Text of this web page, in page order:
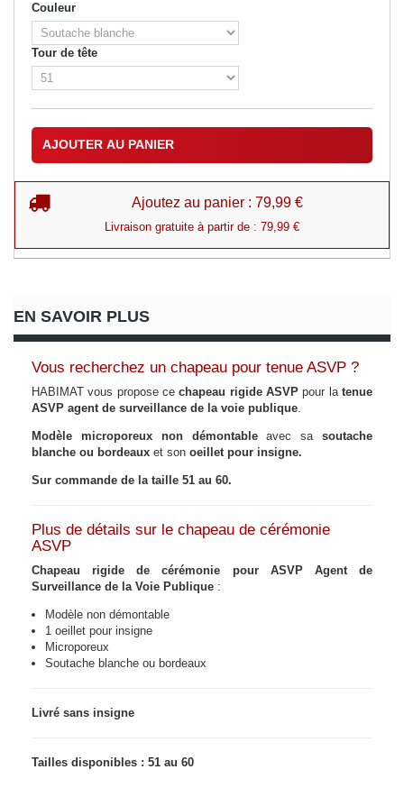
Couleur
Tour de tête
AJOUTER AU PANIER
Ajoutez au panier : 79,99 €
Livraison gratuite à partir de : 79,99 €
EN SAVOIR PLUS
Vous recherchez un chapeau pour tenue ASVP ?
HABIMAT vous propose cechapeau rigide ASVP pour latenue
ASVP agent de surveillance de la voie publique.
Modèle microporeux non démontableavec sa soutache
blanche ou bordeaux et son oeillet pour insigne.
Sur commande de la taille 51 au 60.
Plus de détails sur le chapeau de cérémonie
ASVP
Chapeau rigide de cérémonie pour ASVP Agent de
Surveillance de la Voie Publique :
Modèle non démontable
1 oeillet pour insigne
Microporeux
Soutache blanche ou bordeaux
Livré sans insigne
Tailles disponibles : 51 au 60